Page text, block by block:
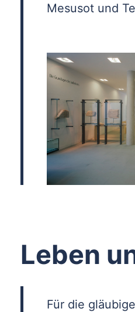
Mesusot und
Leben
Für die